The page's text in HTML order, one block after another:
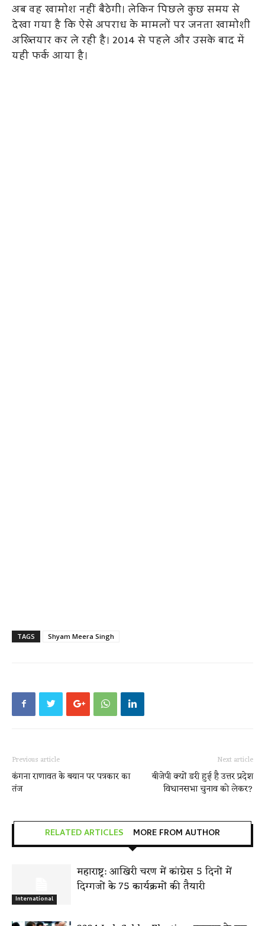
अब वह खामोश नहीं बैठेगी। लेकिन पिछले कुछ समय से
देखा गया है कि ऐसे अपराध के मामलों पर जनता खामोशी
अख्तियार कर ले रही है। 2014 से पहले और उसके बाद में
यही फर्क आया है।
TAGS Shyam Meera Singh
Previous article
कंगना राणावत के बयान पर पत्रकार का
तंज
Next article
बीजेपी क्यों डरी हुई है उत्तर प्रदेश
विधानसभा चुनाव को लेकर?
RELATED ARTICLES MORE FROM AUTHOR
International
महाराष्ट्र: आखिरी चरण में कांग्रेस 5 दिनों में
दिग्गजों के 75 कार्यक्रमों की तैयारी